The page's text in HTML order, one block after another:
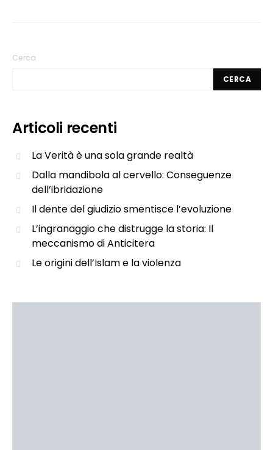
Cerca
CERCA
Articoli recenti
La Verità è una sola grande realtà
Dalla mandibola al cervello: Conseguenze
dell’ibridazione
Il dente del giudizio smentisce l’evoluzione
L’ingranaggio che distrugge la storia: Il
meccanismo di Anticitera
Le origini dell’Islam e la violenza